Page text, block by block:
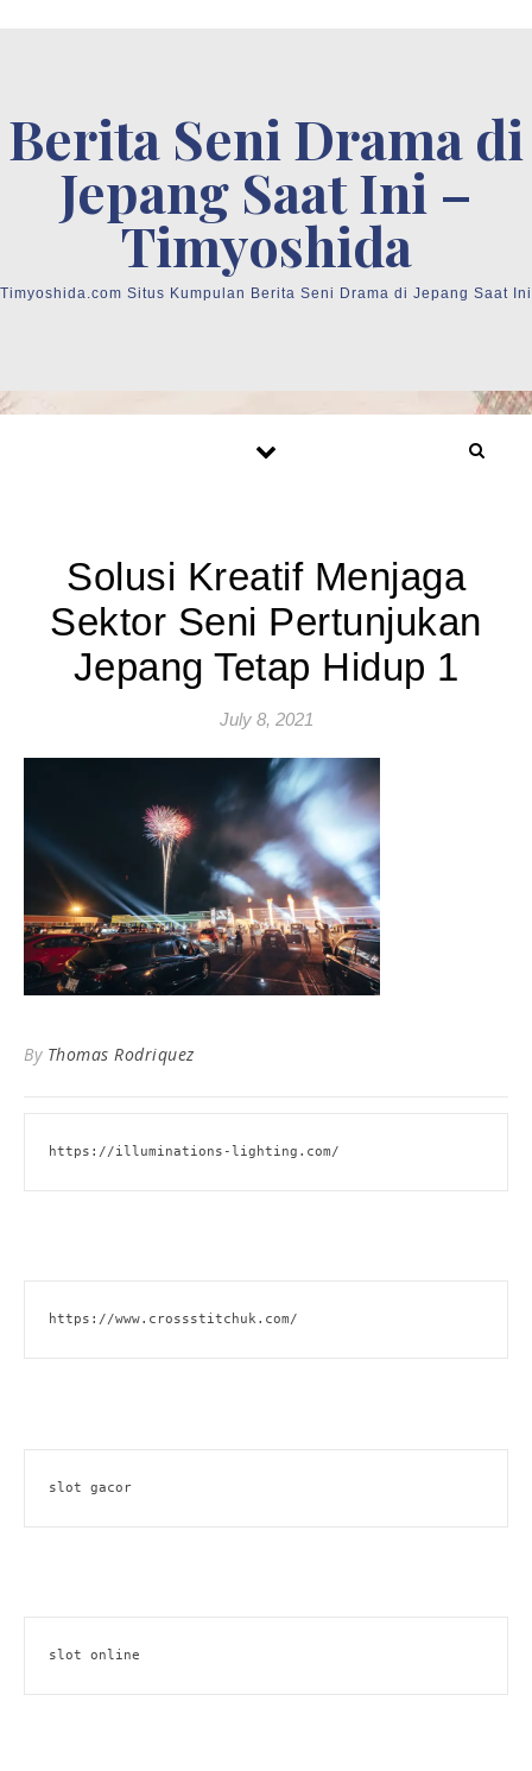
Berita Seni Drama di
Jepang Saat Ini –
Timyoshida
Timyoshida.com Situs Kumpulan Berita Seni Drama di Jepang Saat Ini
Solusi Kreatif Menjaga
Sektor Seni Pertunjukan
Jepang Tetap Hidup 1
July 8, 2021
By Thomas Rodriquez
https://illuminations-lighting.com/
https://www.crossstitchuk.com/
slot gacor
slot online